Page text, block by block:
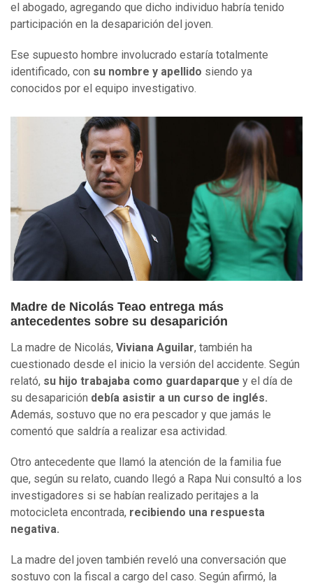
el abogado, agregando que dicho individuo habría tenido
participación en la desaparición del joven.
Ese supuesto hombre involucrado estaría totalmente
identificado, con su nombre y apellido siendo ya
conocidos por el equipo investigativo.
Madre de Nicolás Teao entrega más
antecedentes sobre su desaparición
La madre de Nicolás, Viviana Aguilar, también ha
cuestionado desde el inicio la versión del accidente. Según
relató, su hijo trabajaba como guardaparque y el día de
su desaparición debía asistir a un curso de inglés.
Además, sostuvo que no era pescador y que jamás le
comentó que saldría a realizar esa actividad.
Otro antecedente que llamó la atención de la familia fue
que, según su relato, cuando llegó a Rapa Nui consultó a los
investigadores si se habían realizado peritajes a la
motocicleta encontrada, recibiendo una respuesta
negativa.
La madre del joven también reveló una conversación que
sostuvo con la fiscal a cargo del caso. Según afirmó, la